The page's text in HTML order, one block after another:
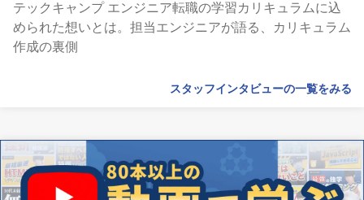
テックキャンプ エンジニア転職の学習カリキュラムに込
められた想いとは。担当エンジニアが語る、カリキュラム
作成の裏側
スタッフインタビューの一覧をみる